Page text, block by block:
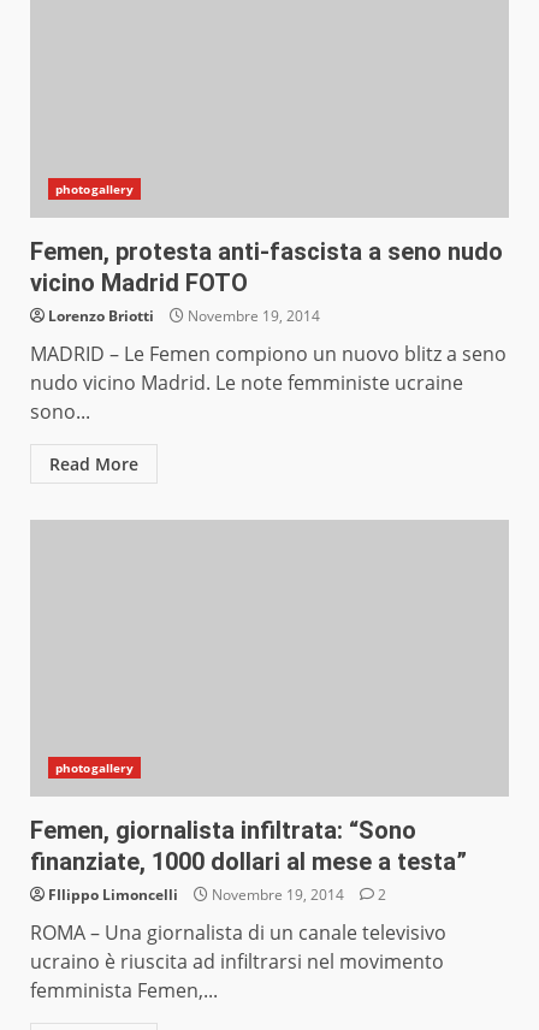
photogallery
Femen, protesta anti-fascista a seno nudo
vicino Madrid FOTO
Lorenzo Briotti Novembre 19, 2014
MADRID – Le Femen compiono un nuovo blitz a seno
nudo vicino Madrid. Le note femministe ucraine
sono...
Read More
photogallery
Femen, giornalista infiltrata: “Sono
finanziate, 1000 dollari al mese a testa”
FIlippo Limoncelli Novembre 19, 2014 2
ROMA – Una giornalista di un canale televisivo
ucraino è riuscita ad infiltrarsi nel movimento
femminista Femen,...